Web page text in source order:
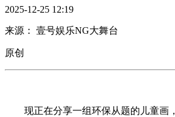
2025-12-25 12:19
来源： 壹号娱乐NG大舞台
原创
现正在分享一组环保从题的儿童画